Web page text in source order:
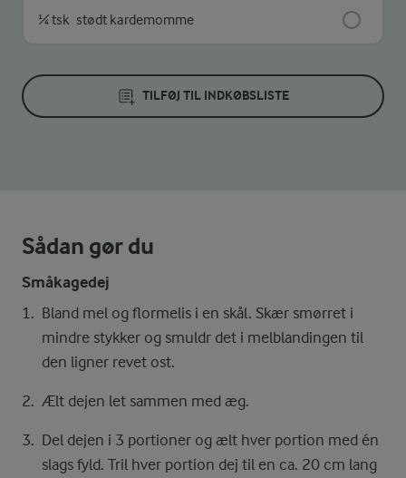
¼ tsk stødt kardemomme
TILFØJ TIL INDKØBSLISTE
Sådan gør du
Småkagedej
Bland mel og flormelis i en skål. Skær smørret i
mindre stykker og smuldr det i melblandingen til
den ligner revet ost.
Ælt dejen let sammen med æg.
Del dejen i 3 portioner og ælt hver portion med én
slags fyld. Tril hver portion dej til en ca. 20 cm lang